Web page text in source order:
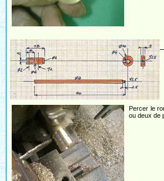
Percer le
ou deux de